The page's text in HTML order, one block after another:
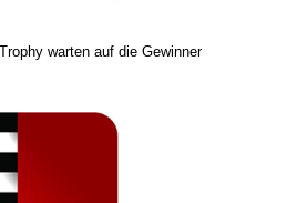
warten auf die Gewinner